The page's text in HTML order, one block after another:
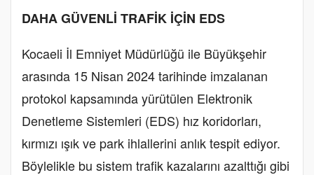
DAHA GÜVENLİ TRAFİK İÇİN EDS
Kocaeli İl Emniyet Müdürlüğü ile Büyükşehir
arasında 15 Nisan 2024 tarihinde imzalanan
protokol kapsamında yürütülen Elektronik
Denetleme Sistemleri (EDS) hız koridorları,
kırmızı ışık ve park ihlallerini anlık tespit ediyor.
Böylelikle bu sistem trafik kazalarını azalttığı gibi